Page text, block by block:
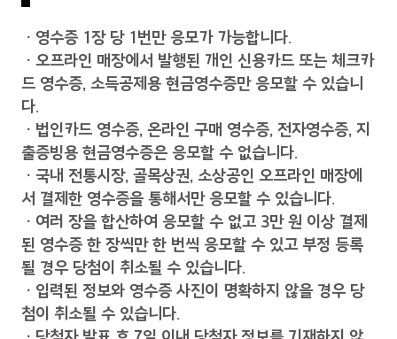
ㆍ영수증 1장 당 1번만 응모가 가능합니다.
ㆍ오프라인 매장에서 발행된 개인 신용카드 또는 체크카
드 영수증, 소득공제용 현금영수증만 응모할 수 있습니
다.
ㆍ법인카드 영수증, 온라인 구매 영수증, 전자영수증, 지
출증빙용 현금영수증은 응모할 수 없습니다.
ㆍ국내 전통시장, 골목상권, 소상공인 오프라인 매장에
서 결제한 영수증을 통해서만 응모할 수 있습니다.
ㆍ여러 장을 합산하여 응모할 수 없고 3만 원 이상 결제
된 영수증 한 장씩만 한 번씩 응모할 수 있고 부정 등록
될 경우 당첨이 취소될 수 있습니다.
ㆍ입력된 정보와 영수증 사진이 명확하지 않을 경우 당
첨이 취소될 수 있습니다.